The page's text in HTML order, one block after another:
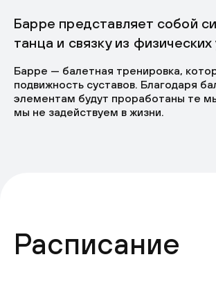
Барре представляет собой
танца и связку из
Барре — балетная тренировка,
подвижность суставов. Благодаря
элементам будут проработаны те
мы не задействуем в жизни.
Расписание